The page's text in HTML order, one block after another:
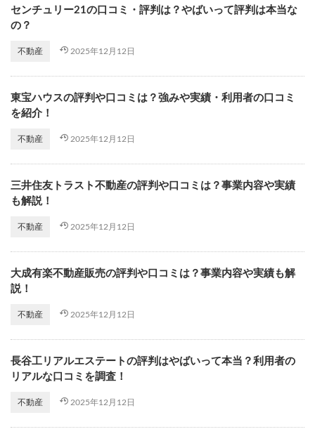
センチュリー21の口コミ・評判は？やばいって評判は本当な
の？
不動産 2025年12月12日
東宝ハウスの評判や口コミは？強みや実績・利用者の口コミ
を紹介！
不動産 2025年12月12日
三井住友トラスト不動産の評判や口コミは？事業内容や実績
も解説！
不動産 2025年12月12日
大成有楽不動産販売の評判や口コミは？事業内容や実績も解
説！
不動産 2025年12月12日
長谷工リアルエステートの評判はやばいって本当？利用者の
リアルな口コミを調査！
不動産 2025年12月12日